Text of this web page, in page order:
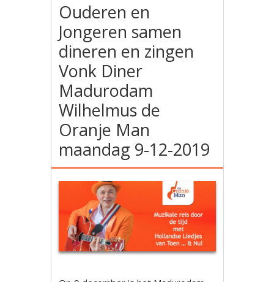
Ouderen en
Jongeren samen
dineren en zingen
Vonk Diner
Madurodam
Wilhelmus de
Oranje Man
maandag 9-12-2019